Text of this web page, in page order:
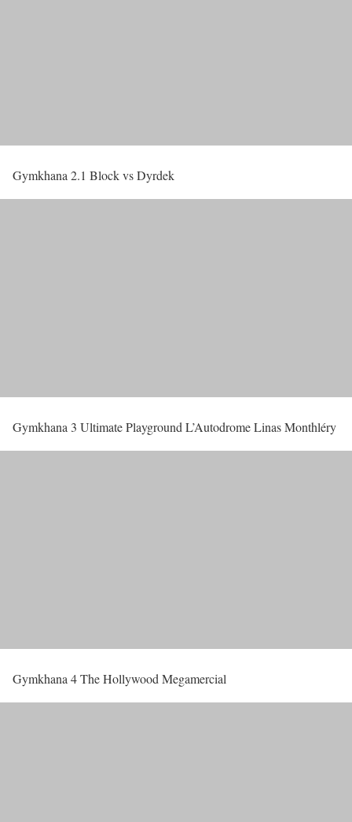
Gymkhana 2.1 Block vs Dyrdek
Gymkhana 3 Ultimate Playground L’Autodrome Linas Monthléry
Gymkhana 4 The Hollywood Megamercial